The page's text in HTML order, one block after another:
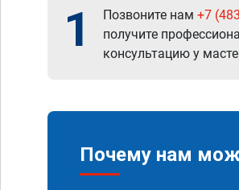
1 Позвоните нам +7
получите
консультацию у
Почему нам